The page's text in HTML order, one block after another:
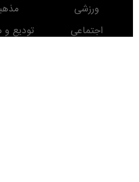
ورزشی
اجتماعی
تودیع و